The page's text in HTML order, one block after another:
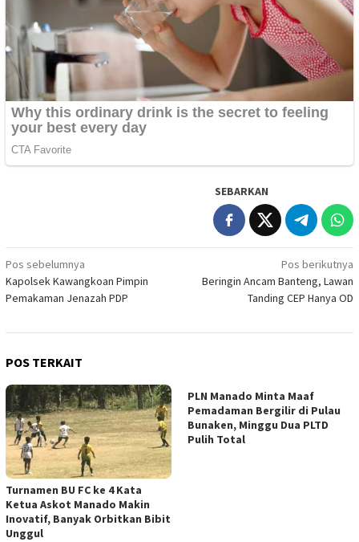
SEBARKAN
Navigasi
pos
Pos sebelumnya
Kapolsek Kawangkoan Pimpin
Pemakaman Jenazah PDP
Pos berikutnya
Beringin Ancam Banteng, Lawan
Tanding CEP Hanya OD
POS TERKAIT
Turnamen BU FC ke 4 Kata
Ketua Askot Manado Makin
Inovatif, Banyak Orbitkan Bibit
Unggul
PLN Manado Minta Maaf
Pemadaman Bergilir di Pulau
Bunaken, Minggu Dua PLTD
Pulih Total